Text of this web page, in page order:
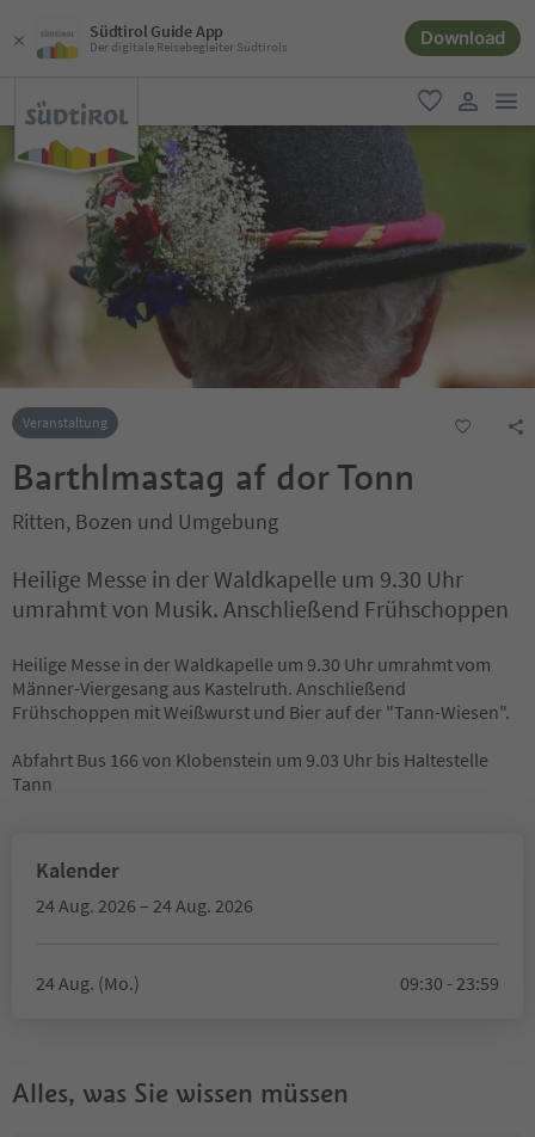
Südtirol Guide App
Der digitale Reisebegleiter Südtirols Download
favorit
user link
Veranstaltung
Barthlmastag af dor Tonn
Ritten, Bozen und Umgebung
Heilige Messe in der Waldkapelle um 9.30 Uhr
umrahmt von Musik. Anschließend Frühschoppen
Heilige Messe in der Waldkapelle um 9.30 Uhr umrahmt vom
Männer-Viergesang aus Kastelruth. Anschließend
Frühschoppen mit Weißwurst und Bier auf der "Tann-Wiesen".
Abfahrt Bus 166 von Klobenstein um 9.03 Uhr bis Haltestelle
Tann
Kalender
24 Aug. 2026 – 24 Aug. 2026
24 Aug. (Mo.) 09:30 - 23:59
Alles, was Sie wissen müssen